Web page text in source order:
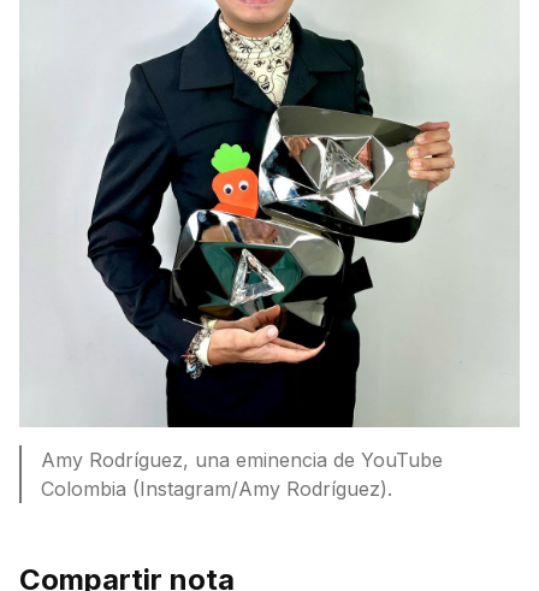
Amy Rodríguez, una eminencia de YouTube
Colombia (Instagram/Amy Rodríguez).
Compartir nota